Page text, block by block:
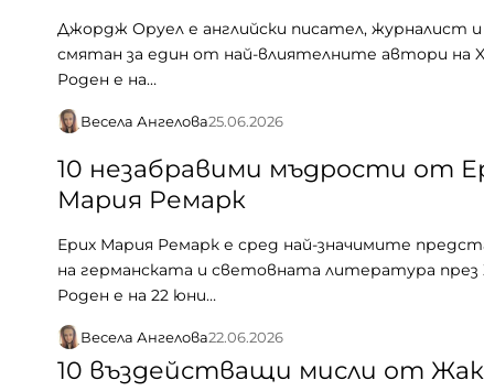
Джордж Оруел е английски писател, журналист
смятан за един от най-влиятелните автори на
Роден е на…
Весела Ангелова25.06.2026
10 незабравими мъдрости от
Мария Ремарк
Ерих Мария Ремарк е сред най-значимите
на германската и световната литература през
Роден е на 22 юни…
Весела Ангелова22.06.2026
10 въздействащи мисли от